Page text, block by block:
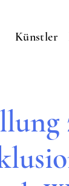
Künstler